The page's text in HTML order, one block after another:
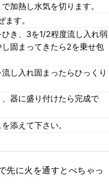
加熱し水気を切ります。
す。
き、3を1/2程度流し入れ弱
固まってきたら2を乗せ包
し入れ固まったらひっくり
器に盛り付けたら完成で
添えて下さい。
先に火を通すとべちゃっ